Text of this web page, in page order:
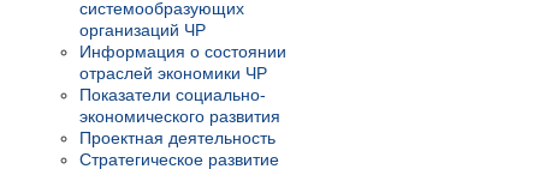
системообразующих
организаций ЧР
Информация о состоянии
отраслей экономики ЧР
Показатели социально-
экономического развития
Проектная деятельность
Стратегическое развитие